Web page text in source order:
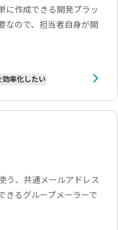
に作成できる開発プラッ
なので、担当者自身が開
効率化したい
う、共通メールアドレス
きるグループメーラーで